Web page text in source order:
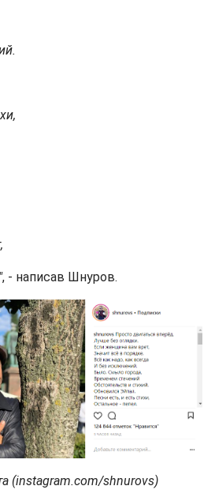
, - написав Шнуров.
(instagram.com/shnurovs)